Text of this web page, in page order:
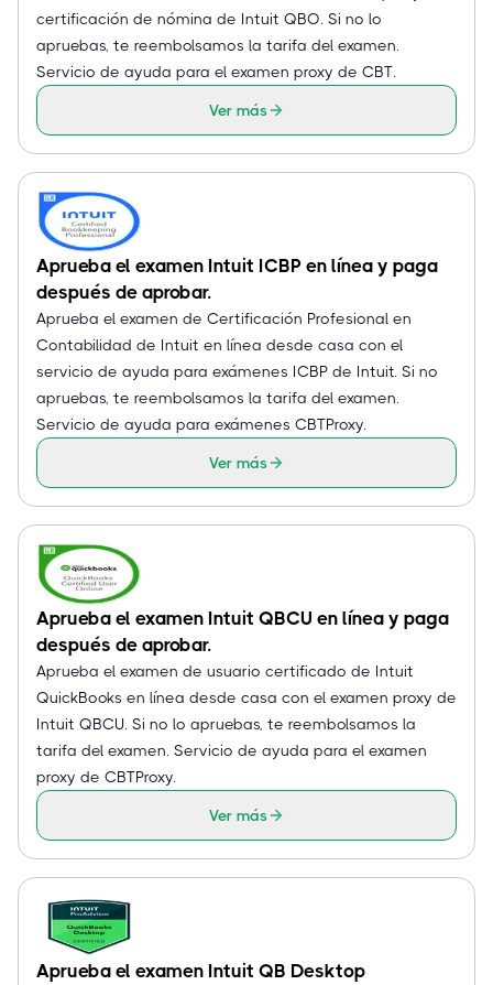
certificación de nómina de Intuit QBO. Si no lo
apruebas, te reembolsamos la tarifa del examen.
Servicio de ayuda para el examen proxy de CBT.
Ver más
Aprueba el examen Intuit ICBP en línea y paga
después de aprobar.
Aprueba el examen de Certificación Profesional en
Contabilidad de Intuit en línea desde casa con el
servicio de ayuda para exámenes ICBP de Intuit. Si no
apruebas, te reembolsamos la tarifa del examen.
Servicio de ayuda para exámenes CBTProxy.
Ver más
Aprueba el examen Intuit QBCU en línea y paga
después de aprobar.
Aprueba el examen de usuario certificado de Intuit
QuickBooks en línea desde casa con el examen proxy de
Intuit QBCU. Si no lo apruebas, te reembolsamos la
tarifa del examen. Servicio de ayuda para el examen
proxy de CBTProxy.
Ver más
Aprueba el examen Intuit QB Desktop